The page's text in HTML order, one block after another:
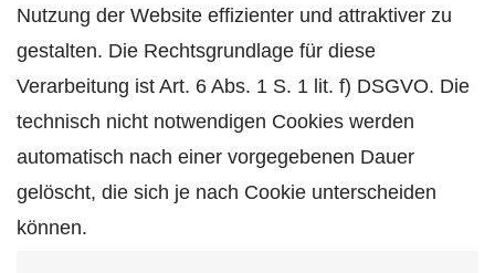
Nutzung der Website effizienter und attraktiver zu
gestalten. Die Rechtsgrundlage für diese
Verarbeitung ist Art. 6 Abs. 1 S. 1 lit. f) DSGVO. Die
technisch nicht notwendigen Cookies werden
automatisch nach einer vorgegebenen Dauer
gelöscht, die sich je nach Cookie unterscheiden
können.